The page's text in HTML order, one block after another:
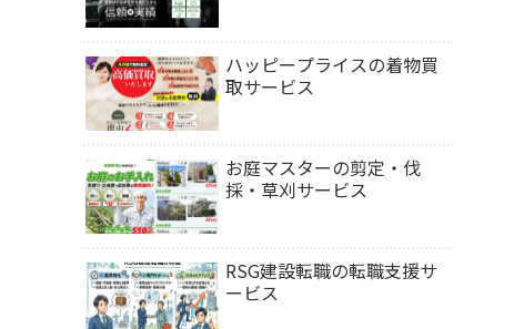
ハッピープライスの着物買
取サービス
お庭マスターの剪定・伐
採・草刈サービス
RSG建設転職の転職支援サ
ービス